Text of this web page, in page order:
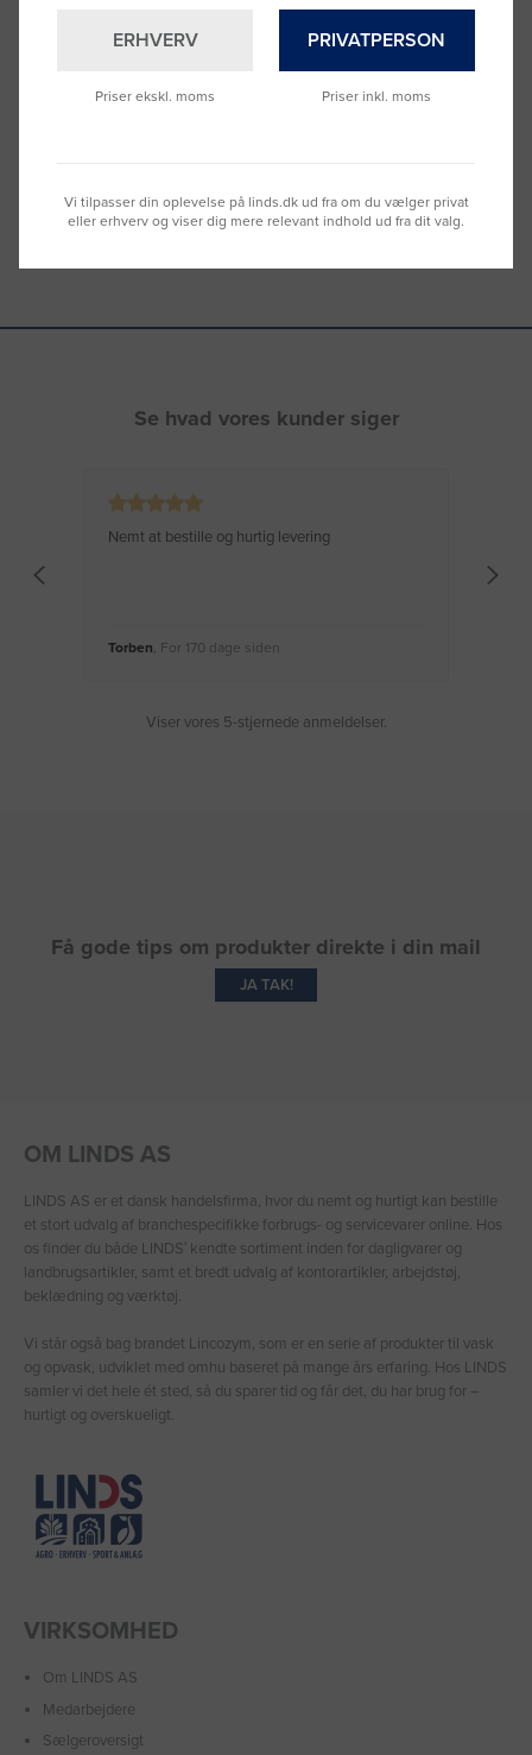
Brug for hjælp?
9992 0233
Vi sidder klar til at hjælpe dig.
Se hvad vores kunder siger
Nemt at bestille og hurtig levering
Torben , For 170 dage siden
Viser vores 5-stjernede anmeldelser.
Få gode tips om produkter direkte i din mail
JA TAK!
OM LINDS AS
LINDS AS er et dansk handelsfirma, hvor du nemt og hurtigt kan bestille
et stort udvalg af branchespecifikke forbrugs- og servicevarer online. Hos
os finder du både LINDS′ kendte sortiment inden for dagligvarer og
landbrugsartikler, samt et bredt udvalg af kontorartikler, arbejdstøj,
beklædning og værktøj.
Vi står også bag brandet Lincozym, som er en serie af produkter til vask
og opvask, udviklet med omhu baseret på mange års erfaring. Hos LINDS
samler vi det hele ét sted, så du sparer tid og får det, du har brug for –
hurtigt og overskueligt.
VIRKSOMHED
Om LINDS AS
Medarbejdere
Sælgeroversigt
ERHVERV
Priser ekskl. moms
PRIVATPERSON
Priser inkl. moms
Vi tilpasser din oplevelse på linds.dk ud fra om du vælger privat
eller erhverv og viser dig mere relevant indhold ud fra dit valg.